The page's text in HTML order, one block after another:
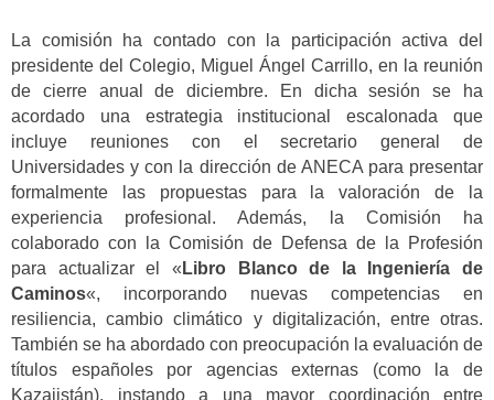
La comisión ha contado con la participación activa del
presidente del Colegio, Miguel Ángel Carrillo, en la reunión
de cierre anual de diciembre. En dicha sesión se ha
acordado una estrategia institucional escalonada que
incluye reuniones con el secretario general de
Universidades y con la dirección de ANECA para presentar
formalmente las propuestas para la valoración de la
experiencia profesional. Además, la Comisión ha
colaborado con la Comisión de Defensa de la Profesión
para actualizar el « Libro Blanco de la Ingeniería de
Caminos«, incorporando nuevas competencias en
resiliencia, cambio climático y digitalización, entre otras.
También se ha abordado con preocupación la evaluación de
títulos españoles por agencias externas (como la de
Kazajistán), instando a una mayor coordinación entre